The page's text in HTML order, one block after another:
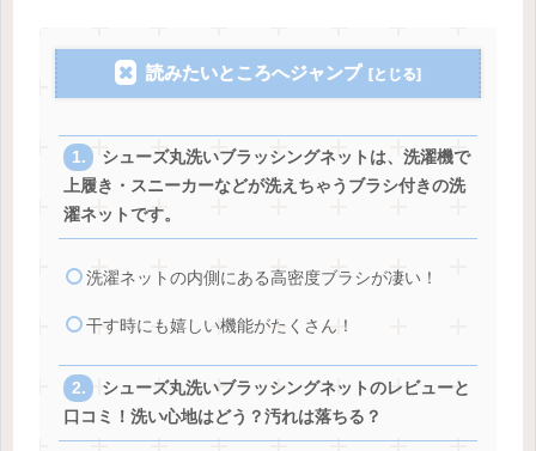
読みたいところへジャンプ
シューズ丸洗いブラッシングネットは、洗濯機で
上履き・スニーカーなどが洗えちゃうブラシ付きの洗
濯ネットです。
洗濯ネットの内側にある高密度ブラシが凄い！
干す時にも嬉しい機能がたくさん！
シューズ丸洗いブラッシングネットのレビューと
口コミ！洗い心地はどう？汚れは落ちる？